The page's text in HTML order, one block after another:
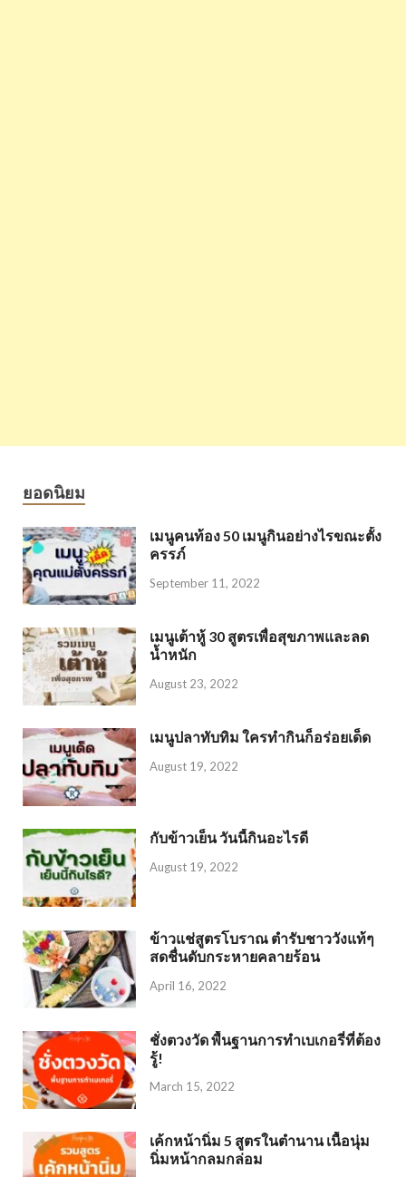
ยอดนิยม
เมนูคนท้อง 50 เมนูกินอย่างไรขณะตั้ง
ครรภ์
September 11, 2022
เมนูเต้าหู้ 30 สูตรเพื่อสุขภาพและลด
น้ำหนัก
August 23, 2022
เมนูปลาทับทิม ใครทำกินก็อร่อยเด็ด
August 19, 2022
กับข้าวเย็น วันนี้กินอะไรดี
August 19, 2022
ข้าวแช่สูตรโบราณ ตำรับชาววังแท้ๆ
สดชื่นดับกระหายคลายร้อน
April 16, 2022
ชั่งตวงวัด พื้นฐานการทำเบเกอรี่ที่ต้อง
รู้!
March 15, 2022
เค้กหน้านิ่ม 5 สูตรในตำนาน เนื้อนุ่ม
นิ่มหน้ากลมกล่อม